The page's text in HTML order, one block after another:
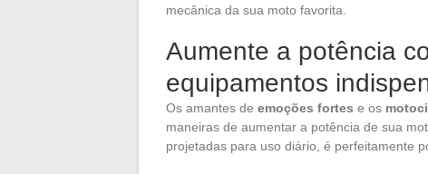
mecânica da sua moto favorita.
Aumente a potência
equipamentos
Os amantes de emoções fortes e os
maneiras de aumentar a potência de sua
projetadas para uso diário, é perfeitamente